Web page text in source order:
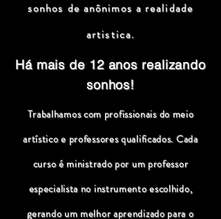
sonhos de anônimos a realidade
artistica.
Há mais de 12 anos realizando
sonhos!
Trabalhamos com profissionais do meio
artístico e professores qualificados. Cada
curso é ministrado por um professor
especialista no instrumento escolhido,
gerando um melhor aprendizado para o